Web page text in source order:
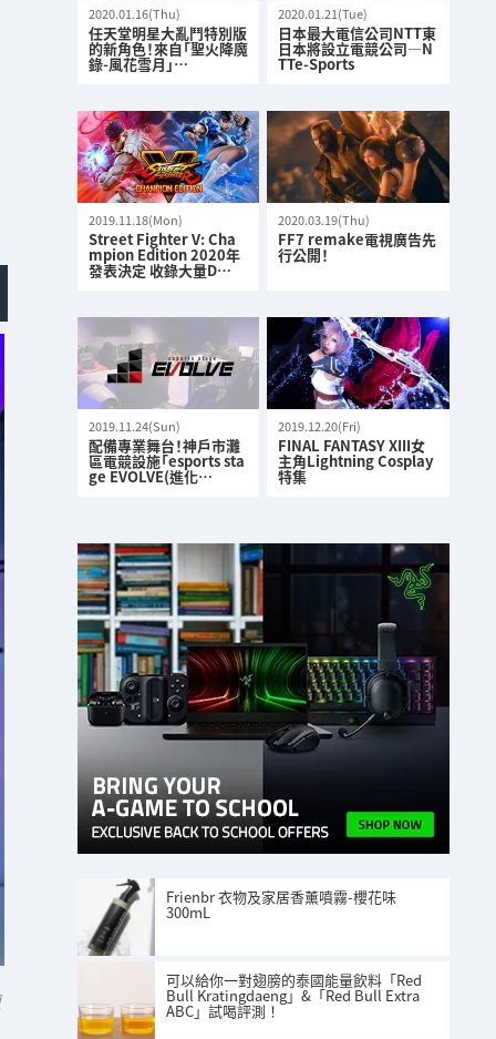
2020.01.16(Thu)
任天堂明星大亂鬥特別版
的新角色！來自「聖火降魔
錄-風花雪月」…
2020.01.21(Tue)
日本最大電信公司NTT東
日本將設立電競公司—N
TTe-Sports
2019.11.18(Mon)
Street Fighter V: Cha
mpion Edition 2020年
發表決定 收錄大量D…
2020.03.19(Thu)
FF7 remake電視廣告先
行公開！
2019.11.24(Sun)
配備專業舞台！神戶市灘
區電競設施「esports sta
ge EVOLVE(進化…
2019.12.20(Fri)
FINAL FANTASY XIII女
主角Lightning Cosplay
特集
Frienbr 衣物及家居香薰噴霧-櫻花味
300mL
可以給你一對翅膀的泰國能量飲料「Red
Bull Kratingdaeng」&「Red Bull Extra
ABC」試喝評測！